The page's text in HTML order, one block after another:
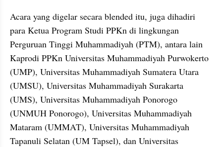
Acara yang digelar secara blended itu, juga dihadiri
para Ketua Program Studi PPKn di lingkungan
Perguruan Tinggi Muhammadiyah (PTM), antara lain
Kaprodi PPKn Universitas Muhammadiyah Purwokerto
(UMP), Universitas Muhammadiyah Sumatera Utara
(UMSU), Universitas Muhammadiyah Surakarta
(UMS), Universitas Muhammadiyah Ponorogo
(UNMUH Ponorogo), Universitas Muhammadiyah
Mataram (UMMAT), Universitas Muhammadiyah
Tapanuli Selatan (UM Tapsel), dan Universitas